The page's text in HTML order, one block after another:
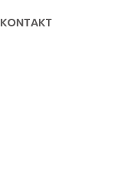
KONTAKT